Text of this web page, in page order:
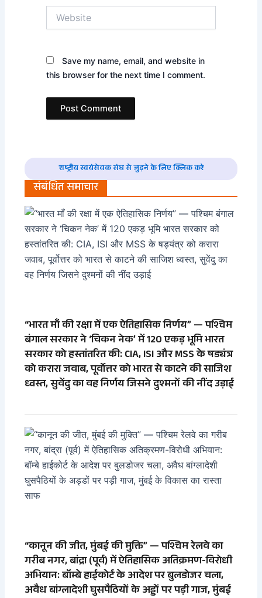
Save my name, email, and website in
this browser for the next time I comment.
राष्ट्रीय स्वयंसेवक संघ से जुड़ने के लिए क्लिक करे
संबंधित समाचार
“भारत माँ की रक्षा में एक ऐतिहासिक निर्णय” — पश्चिम
बंगाल सरकार ने ‘चिकन नेक’ में 120 एकड़ भूमि भारत
सरकार को हस्तांतरित की: CIA, ISI और MSS के षड्यंत्र
को करारा जवाब, पूर्वोत्तर को भारत से काटने की साजिश
ध्वस्त, सुवेंदु का वह निर्णय जिसने दुश्मनों की नींद उड़ाई
“कानून की जीत, मुंबई की मुक्ति” — पश्चिम रेलवे का
गरीब नगर, बांद्रा (पूर्व) में ऐतिहासिक अतिक्रमण-विरोधी
अभियान: बॉम्बे हाईकोर्ट के आदेश पर बुलडोजर चला,
अवैध बांग्लादेशी घुसपैठियों के अड्डों पर पड़ी गाज, मुंबई